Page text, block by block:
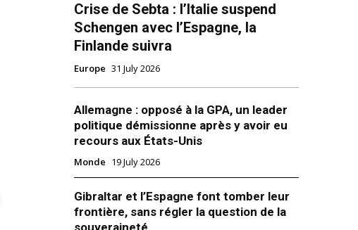
Crise de Sebta : l’Italie suspend
Schengen avec l’Espagne, la
Finlande suivra
Europe 31 July 2026
Allemagne : opposé à la GPA, un leader
politique démissionne après y avoir eu
recours aux États-Unis
Monde 19 July 2026
Gibraltar et l’Espagne font tomber leur
frontière, sans régler la question de la